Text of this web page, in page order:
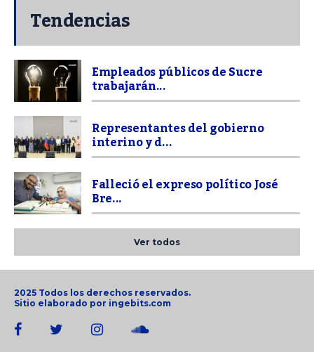
Tendencias
Empleados públicos de Sucre
trabajarán...
Representantes del gobierno
interino y d...
Falleció el expreso político José
Bre...
Ver todos
2025 Todos los derechos reservados.
Sitio elaborado por ingebits.com